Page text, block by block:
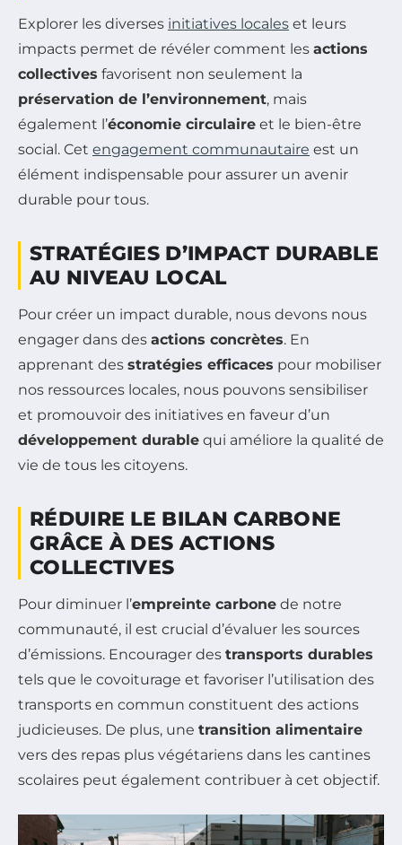
Explorer les diverses initiatives locales et leurs
impacts permet de révéler comment les actions
collectives favorisent non seulement la
préservation de l’environnement, mais
également l’économie circulaire et le bien-être
social. Cet engagement communautaire est un
élément indispensable pour assurer un avenir
durable pour tous.
STRATÉGIES D’IMPACT DURABLE
AU NIVEAU LOCAL
Pour créer un impact durable, nous devons nous
engager dans des actions concrètes. En
apprenant des stratégies efficaces pour mobiliser
nos ressources locales, nous pouvons sensibiliser
et promouvoir des initiatives en faveur d’un
développement durable qui améliore la qualité de
vie de tous les citoyens.
RÉDUIRE LE BILAN CARBONE
GRÂCE À DES ACTIONS
COLLECTIVES
Pour diminuer l’empreinte carbone de notre
communauté, il est crucial d’évaluer les sources
d’émissions. Encourager des transports durables
tels que le covoiturage et favoriser l’utilisation des
transports en commun constituent des actions
judicieuses. De plus, une transition alimentaire
vers des repas plus végétariens dans les cantines
scolaires peut également contribuer à cet objectif.